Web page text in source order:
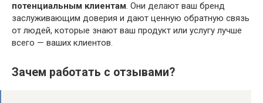
потенциальным клиентам. Они делают ваш бренд
заслуживающим доверия и дают ценную обратную связь
от людей, которые знают ваш продукт или услугу лучше
всего — ваших клиентов.
Зачем работать с отзывами?